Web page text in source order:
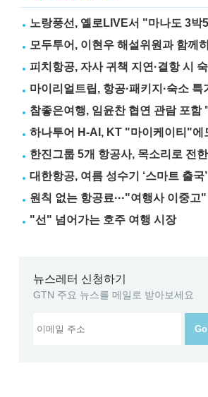
원칙 없는 항공료···"여행사 이중고"
"선" 넘어가는 호주 여행 시장
뉴스레터 신청하기
GTN 주요 뉴스를 메일로 받아보세요
Go